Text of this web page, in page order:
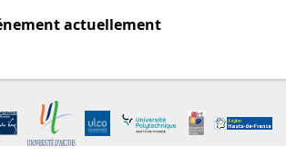
actuellement